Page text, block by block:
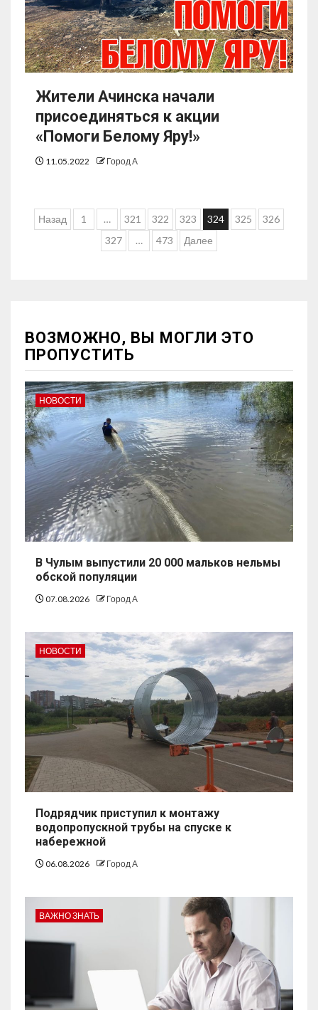
Жители Ачинска начали
присоединяться к акции
«Помоги Белому Яру!»
11.05.2022 Город А
Назад 1 … 321 322 323 324 325
326
327
… 473 Далее
ВОЗМОЖНО, ВЫ МОГЛИ ЭТО
ПРОПУСТИТЬ
НОВОСТИ
В Чулым выпустили 20 000 мальков нельмы
обской популяции
07.08.2026 Город А
НОВОСТИ
Подрядчик приступил к монтажу
водопропускной трубы на спуске к
набережной
06.08.2026 Город А
ВАЖНО ЗНАТЬ